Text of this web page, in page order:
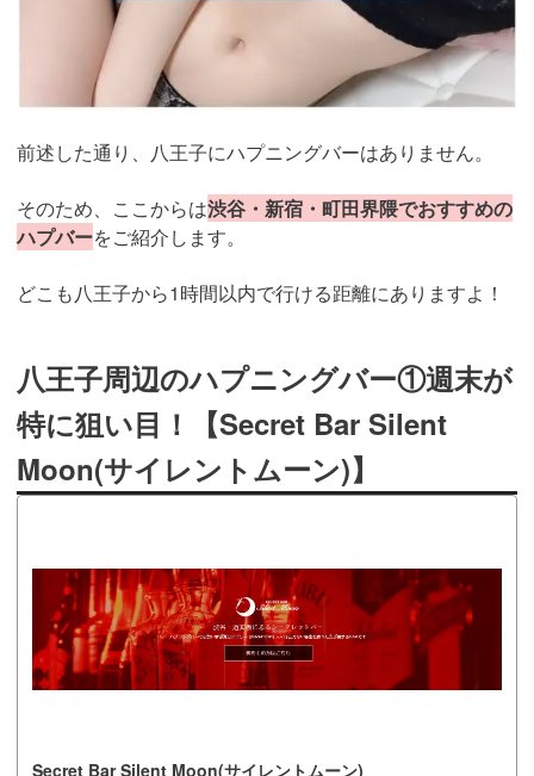
前述した通り、八王子にハプニングバーはありません。
そのため、ここからは渋谷・新宿・町田界隈でおすすめの
ハプバーをご紹介します。
どこも八王子から1時間以内で行ける距離にありますよ！
八王子周辺のハプニングバー①週末が
特に狙い目！【Secret Bar Silent
Moon(サイレントムーン)】
Secret Bar Silent Moon(サイレントムーン)